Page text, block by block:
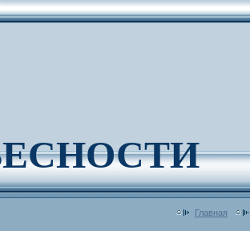
Главная